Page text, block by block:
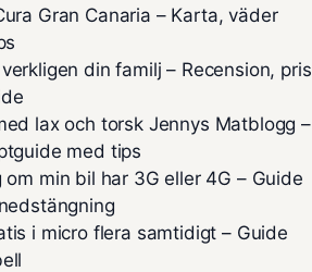
Gran Canaria – Karta, väder
din familj – Recension, pris
lax och torsk Jennys Matblogg –
med tips
om min bil har 3G eller 4G – Guide
i micro flera samtidigt – Guide